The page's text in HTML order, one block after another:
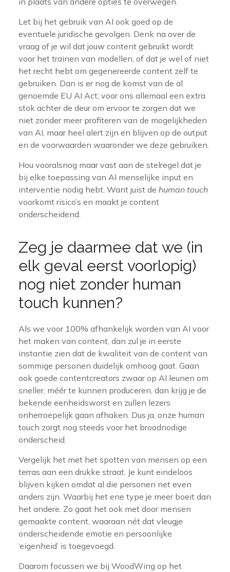
Let bij het gebruik van AI ook goed op de
eventuele juridische gevolgen. Denk na over de
vraag of je wil dat jouw content gebruikt wordt
voor het trainen van modellen, of dat je wel of niet
het recht hebt om gegenereerde content zelf te
gebruiken. Dan is er nog de komst van de al
genoemde EU AI Act; voor ons allemaal een extra
stok achter de deur om ervoor te zorgen dat we
niet zonder meer profiteren van de mogelijkheden
van AI, maar heel alert zijn en blijven op de output
en de voorwaarden waaronder we deze gebruiken.
Hou vooralsnog maar vast aan de stelregel dat je
bij elke toepassing van AI menselijke input en
interventie nodig hebt. Want juist de human touch
voorkomt risico’s en maakt je content
onderscheidend.
Zeg je daarmee dat we (in
elk geval eerst voorlopig)
nog niet zonder human
touch kunnen?
Als we voor 100% afhankelijk worden van AI voor
het maken van content, dan zul je in eerste
instantie zien dat de kwaliteit van de content van
sommige personen duidelijk omhoog gaat. Gaan
ook goede contentcreators zwaar op AI leunen om
sneller, méér te kunnen produceren, dan krijg je de
bekende eenheidsworst en zullen lezers
onherroepelijk gaan afhaken. Dus ja, onze human
touch zorgt nog steeds voor het broodnodige
onderscheid.
Vergelijk het met het spotten van mensen op een
terras aan een drukke straat. Je kunt eindeloos
blijven kijken omdat al die personen net even
anders zijn. Waarbij het ene type je meer boeit dan
het andere. Zo gaat het ook met door mensen
gemaakte content, waaraan nét dat vleugje
onderscheidende emotie en persoonlijke
‘eigenheid’ is toegevoegd.
Daarom focussen we bij WoodWing op het